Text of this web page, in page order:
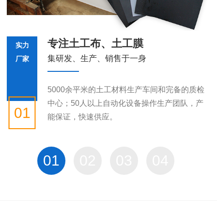
实力
厂家
01
专注土工布、土工膜
集研发、生产、销售于一身
5000余平米的土工材料生产车间和完备的质检
中心；50人以上自动化设备操作生产团队，产
能保证，快速供应。
01